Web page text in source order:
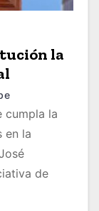
la
cumpla la
en la
de